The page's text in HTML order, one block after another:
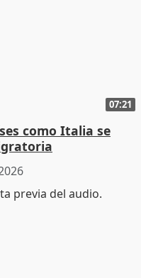
07:21
como Italia se